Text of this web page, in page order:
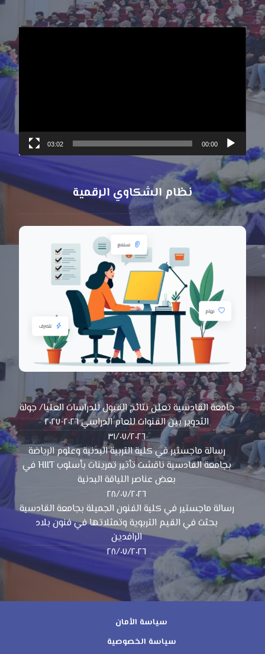
00:00
03:02
نظام الشكاوي الرقمية
جامعة القادسية تعلن نتائج القبول للدراسات العليا/ جولة
التدوير بين القنوات للعام الدراسي ٢٠٢٦-٢٠٢٧
٣١/٠٧/٢٠٢٦
رسالة ماجستير في كلية التربية البدنية وعلوم الرياضة
بجامعة القادسية ناقشت تأثير تمرينات بأسلوب HIIT في
بعض عناصر اللياقة البدنية
٢٨/٠٧/٢٠٢٦
رسالة ماجستير في كلية الفنون الجميلة بجامعة القادسية
بحثت في القيم التربوية وتمثلاتها في فنون بلاد
الرافدين
٢٨/٠٧/٢٠٢٦
سياسة الأمان
سياسة الخصوصية